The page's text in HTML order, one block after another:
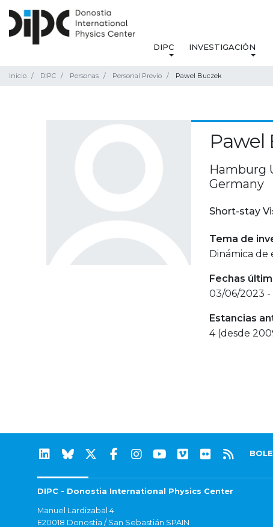
DIPC INVESTIGACIÓN
Inicio DIPC Personas Personal Previo Pawel Buczek
Pawel
Hamburg
Germany
Short-stay
Tema de
Dinámica de
Fechas
03/06/2023 -
Estancias
4 (desde
DIPC - Donostia International Physics Center
Manuel Lardizabal 4
E20018 Donostia / San Sebastián SPAIN